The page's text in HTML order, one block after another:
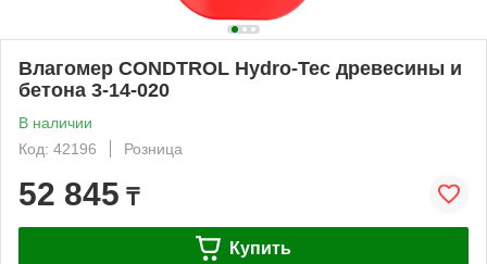
Влагомер CONDTROL Hydro-Tec древесины и
бетона 3-14-020
В наличии
Код: 42196
Розница
52 845 ₸
Купить